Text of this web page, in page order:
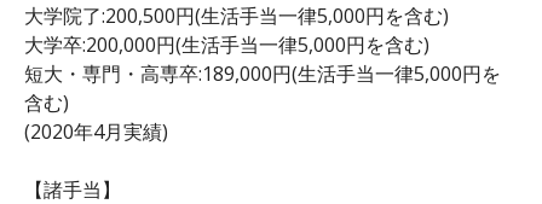
大学院了:200,500円(生活手当一律5,000円を含む)
大学卒:200,000円(生活手当一律5,000円を含む)
短大・専門・高専卒:189,000円(生活手当一律5,000円を
含む)
(2020年4月実績)
【諸手当】